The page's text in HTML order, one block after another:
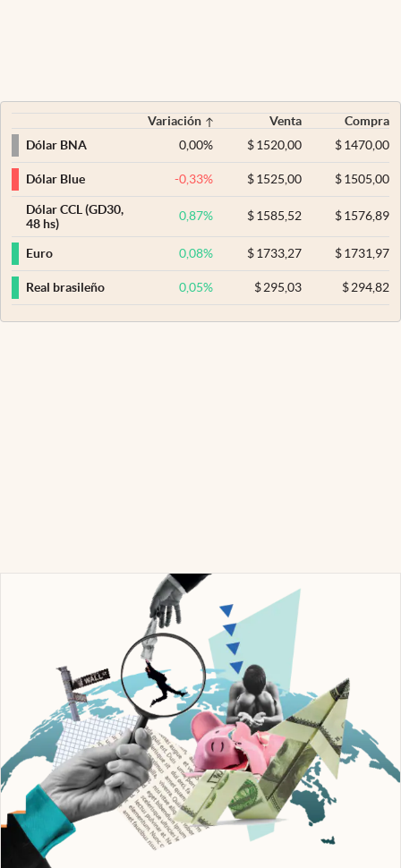
Variación Venta
Compra
Dólar BNA
0,00% $ 1520,00 $1470,00
Dólar Blue -0,33% $ 1525,00 $1505,00
Dólar CCL (GD30,
48 hs)
0,87% $ 1585,52 $1576,89
Euro 0,08% $ 1733,27 $1731,97
Real brasileño 0,05% $ 295,03 $294,82